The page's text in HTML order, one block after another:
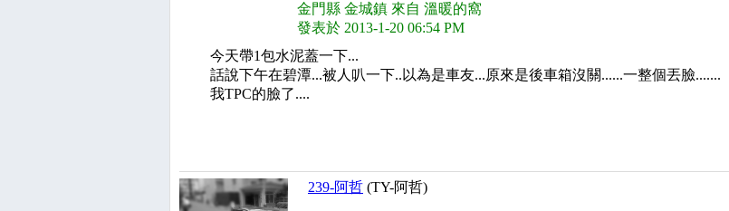
金門縣 金城鎮 來自 溫暖的窩
發表於 2013-1-20 06:54 PM
今天帶1包水泥蓋一下...
話說下午在碧潭...被人叭一下..以為是車友...原來是後車箱沒關......一整個丟臉.......
我TPC的臉了....
239-阿哲 (TY-阿哲)